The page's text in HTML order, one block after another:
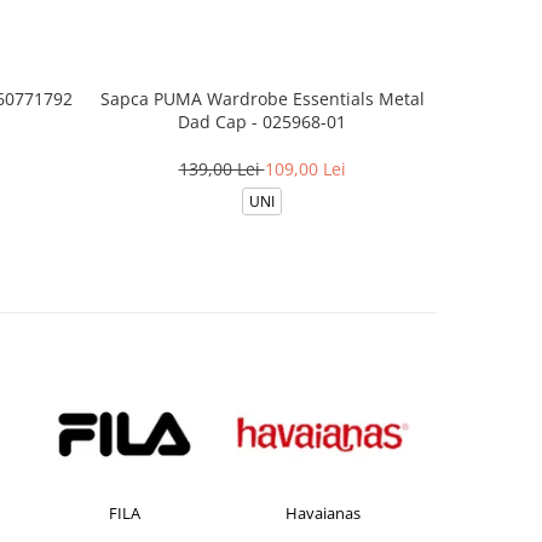
Sapca PUMA Wardrobe Essentials Metal
Dad Cap - 025968-01
139,00 Lei109,00 Lei
UNI
Havaianas JACK &JONES